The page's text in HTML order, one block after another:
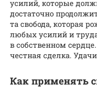
усилий, которые
достаточно
та свобода, которая
любых усилий и
в собственном
честная сделка.
Как применять